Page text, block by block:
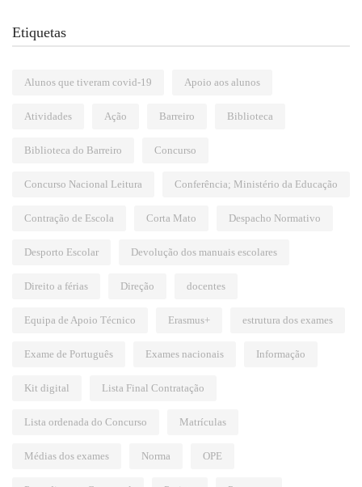
Etiquetas
Alunos que tiveram covid-19 Apoio aos alunos
Atividades Ação Barreiro Biblioteca
Biblioteca do Barreiro Concurso
Concurso Nacional Leitura Conferência; Ministério da Educação
Contração de Escola Corta Mato Despacho Normativo
Desporto Escolar Devolução dos manuais escolares
Direito a férias Direção docentes
Equipa de Apoio Técnico Erasmus+ estrutura dos exames
Exame de Português Exames nacionais Informação
Kit digital Lista Final Contratação
Lista ordenada do Concurso Matrículas
Médias dos exames Norma OPE